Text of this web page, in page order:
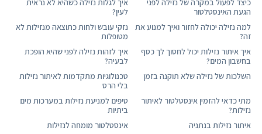
הגעת האינסטלטור
לעין?
למה נזילה יכולה לחזור ואיך למנוע את
זה?
נזקי עובש ולחות כתוצאה מנזילות לא
מטופלות
איך איתור נזילות יכול לחסוך לך כסף
בחשבון המים?
איך לזהות נזילה לפני שהיא הופכת
לבעיה?
השלכות של נזילה שלא תוקנה בזמן
טכנולוגיות מתקדמות לאיתור נזילות
בלי הרס
מתי כדאי להזמין אינסטלטור לאיתור
נזילות?
טיפים למניעת נזילות במערכות מים
ביתיות
איתור נזילות בנתניה
אינסטלטור מומחה לנזילות